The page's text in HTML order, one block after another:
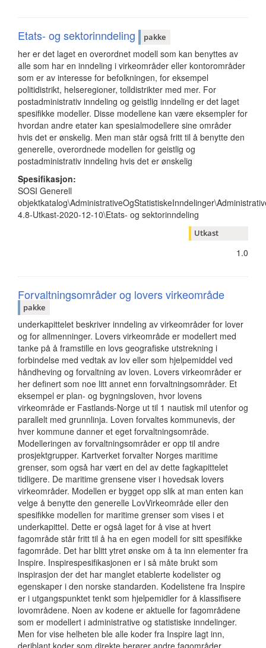
Etats- og sektorinndeling pakke
her er det laget en overordnet modell som kan benyttes av
alle som har en inndeling i virkeområder eller kontorområder
som er av interesse for befolkningen, for eksempel
politidistrikt, helseregioner, tolldistrikter med mer. For
postadministrativ inndeling og geistlig inndeling er det laget
spesifikke modeller. Disse modellene kan være eksempler for
hvordan andre etater kan spesialmodellere sine områder
hvis det er ønskelig. Men man står også fritt til å benytte den
generelle, overordnede modellen for geistlig og
postadministrativ inndeling hvis det er ønskelig
Spesifikasjon:
SOSI Generell
4.8-Utkast-2020-12-10\Etats- og sektorinndeling
Utkast
1.0
Forvaltningsområder og lovers virkeområde
pakke
underkapittelet beskriver inndeling av virkeområder for lover
og for allmenninger. Lovers virkeområde er modellert med
tanke på å framstille en lovs geografiske utstrekning i
forbindelse med vedtak av lov eller som hjelpemiddel ved
håndheving og forvaltning av loven. Lovers virkeområder er
her definert som noe litt annet enn forvaltningsområder. Et
eksempel er plan- og bygningsloven, hvor lovens
virkeområde er Fastlands-Norge ut til 1 nautisk mil utenfor og
parallelt med grunnlinja. Loven forvaltes kommunevis, der
hver kommune danner et eget forvaltningsområde.
Modelleringen av forvaltningsområder er opp til andre
prosjektgrupper. Kartverket forvalter Norges maritime
grenser, som også har vært en del av dette fagkapittelet
tidligere. De maritime grensene viser i hovedsak lovers
virkeområder. Modellen er bygget opp slik at man enten kan
velge å benytte den generelle LovVirkeområde eller den
spesifikke modellen for maritime grenser som vises i et
underkapittel. Dette er også laget for å vise at hvert
fagområde står fritt til å ha en egen modell for sitt spesifikke
fagområde. Det har blitt ytret ønske om å ta inn elementer fra
Inspire. Inspirespesifikasjonen er i så måte brukt som
inspirasjon der det har manglet etablerte kodelister og
egenskaper i den norske standarden. Kodelistene fra Inspire
er i utgangspunktet tenkt som hjelpemidler for å klassifisere
lovområdene. Noen av kodene er aktuelle for fagområdene
som er modellert i administrative og statistiske inndelinger.
Men for vise helheten ble alle koder fra Inspire lagt inn,
deriblant koder som direkte berører andre fagområder.